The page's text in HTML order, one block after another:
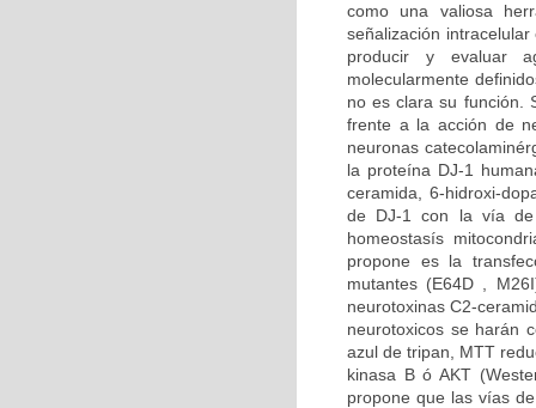
como una valiosa
señalización
producir y evaluar
molecularmente
no es clara su función.
frente a la acción de
neuronas
la proteína DJ-1
ceramida, 6-hidroxi-
de DJ-1 con la vía de
homeostasís
propone es la
mutantes (E64D ,
neurotoxinas C2-
neurotoxicos se harán
azul de tripan, MTT
kinasa B ó AKT
propone que las vías